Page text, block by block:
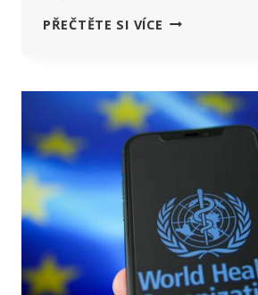
PŘEČTĚTE SI VÍCE „JAKMILE
NA
CESTĚ
K
ŘEKL
RFK
JR.
SNĚMOVNÍMU
VÝBORU